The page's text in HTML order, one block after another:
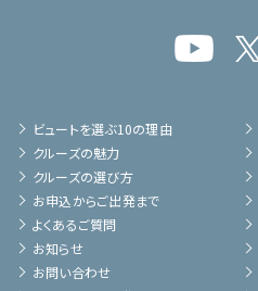
ビュートを選ぶ10の理由
クルーズの魅力
クルーズの選び方
お申込からご出発まで
よくあるご質問
お知らせ
お問い合わせ